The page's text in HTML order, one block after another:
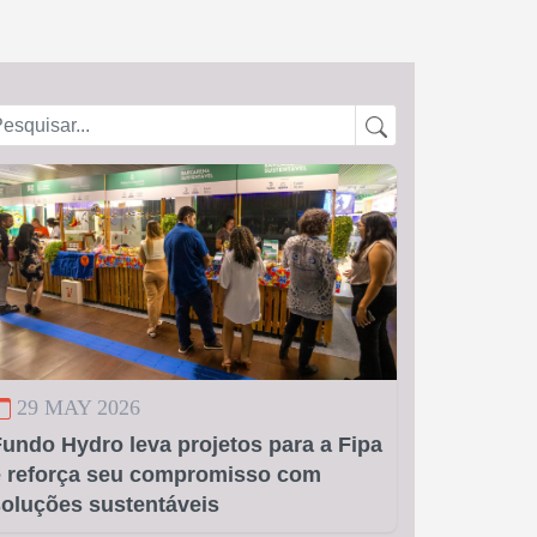
29 MAY 2026
Hydro leva projetos para a Fipa
reforça seu compromisso com
sustentáveis